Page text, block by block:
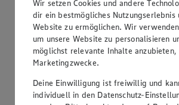
Lieferservice
Wir setzen Cookies und andere
dir ein bestmögliches Nutzungserlebnis
Website zu ermöglichen. Wir
um unsere Website zu personalisieren
möglichst relevante Inhalte
Marketingzwecke.
Deine Einwilligung ist freiwillig und
individuell in den Datenschutz-